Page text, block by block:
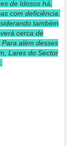
de Idosos há,
com deficiência.
também
cerca de
além desses
Lares do Sector